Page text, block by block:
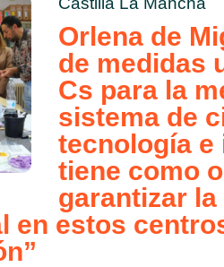
Orlena de
de medidas
Cs para la
sistema de
tecnología e
tiene como
garantizar
en estos